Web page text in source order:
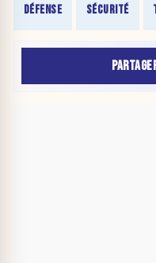
DÉFENSE SÉCURITÉ